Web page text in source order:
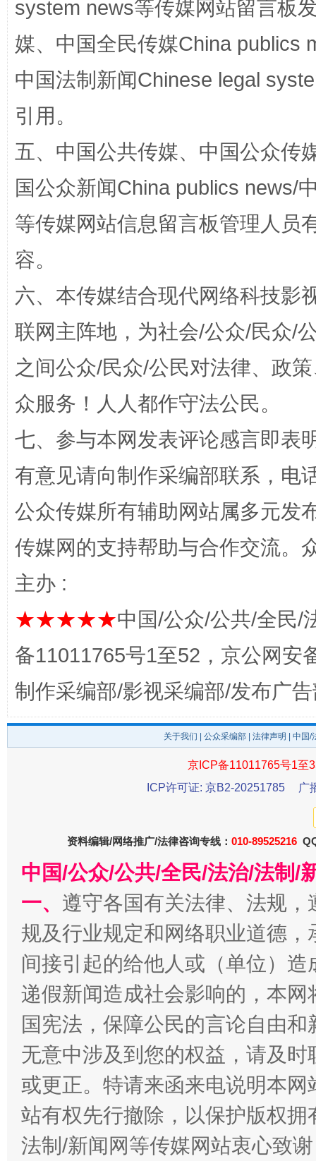
“蜀中异人”王建安的艺术幻境
完善运行机制助力责任有效落实 一纸欠
千年窑火 生生不息
揭开“小金库”的免责幌子
system news等传媒网站留言板
媒、中国全民传媒China publics
中国法制新闻Chinese legal
引用。
五、中国公共传媒、中国公众传
国公众新闻China publics news/
等传媒网站信息留言板管理人员
容。
六、本传媒结合现代网络科技影
联网主阵地，为社会/公众/民众/
之间公众/民众/公民对法律、政
众服务！人人都作守法公民。
七、参与本网发表评论感言即表
有意见请向制作采编部联系，电
公众传媒所有辅助网站属多元发
传媒网的支持帮助与合作交流。
主办 :
★★★★★中国/公众/公共/全民/
备11011765号1至52，京公网安
制作采编部/影视采编部/发布广
关于我们 公众采编部 法律声明 | 中国
京ICP备11011765号1至
ICP许可证: 京B2-20251785
广
资料编辑/网络推广/法律咨询专线： 010-89525216
中国/公众/公共/全民/法治/法制/
一、 遵守各国有关法律、法规
规及行业规定和网络职业道德
间接引起的给他人或（单位）
递假新闻造成社会影响的，本
国宪法，保障公民的言论自由
无意中涉及到您的权益，请及
或更正。特请来函来电说明本
站有权先行撤除，以保护版权
法制/新闻网等传媒网站衷心致